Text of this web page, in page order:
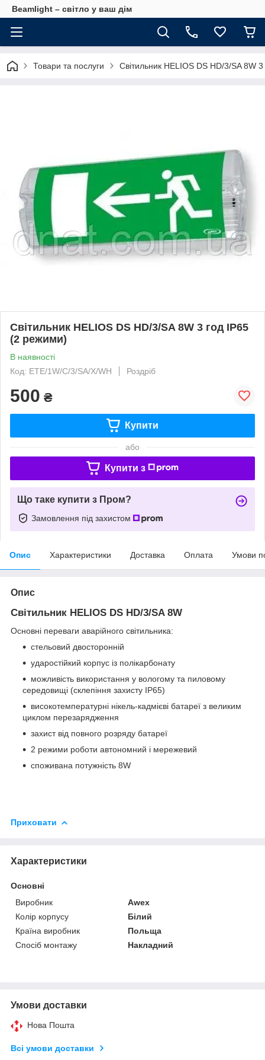
Beamlight – світло у ваш дім
Товари та послуги Світильник HELIOS DS HD/3/SA 8W
Світильник HELIOS DS HD/3/SA 8W 3 год IP65
(2 режими)
В наявності
Код: ETE/1W/C/3/SA/X/WH
Роздріб
500 ₴
Купити
або
Купити з
Що таке купити з Пром?
Замовлення під захистом
Опис Характеристики Доставка Оплата Умови
Опис
Світильник HELIOS DS HD/3/SA 8W
Основні переваги аварійного світильника:
стельовий двосторонній
ударостійкий корпус із полікарбонату
можливість використання у вологому та пиловому
середовищі (склепіння захисту IP65)
високотемпературні нікель-кадмієві батареї з великим
циклом перезарядження
захист від повного розряду батареї
2 режими роботи автономний і мережевий
споживана потужність 8W
Приховати
Характеристики
Основні
Виробник
Awex
Колір корпусу
Білий
Країна виробник
Польща
Спосіб монтажу
Накладний
Умови доставки
Нова Пошта
Всі умови доставки